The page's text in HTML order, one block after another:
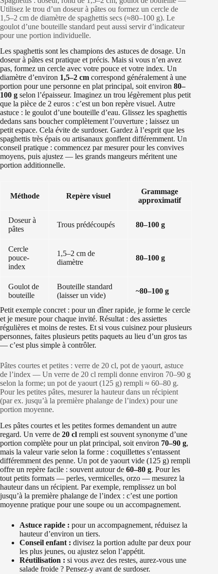
Utilisez le trou d’un doseur à pâtes ou formez un cercle de
1,5–2 cm de diamètre de spaghettis secs (≈80–100 g). Le
goulot d’une bouteille standard peut aussi servir d’indicateur
pour une portion individuelle.
Les spaghettis sont les champions des astuces de dosage. Un
doseur à pâtes est pratique et précis. Mais si vous n’en avez
pas, formez un cercle avec votre pouce et votre index. Un
diamètre d’environ 1,5–2 cm correspond généralement à une
portion pour une personne en plat principal, soit environ 80–
100 g selon l’épaisseur. Imaginez un trou légèrement plus petit
que la pièce de 2 euros : c’est un bon repère visuel. Autre
astuce : le goulot d’une bouteille d’eau. Glissez les spaghettis
dedans sans boucher complètement l’ouverture ; laissez un
petit espace. Cela évite de surdoser. Gardez à l’esprit que les
spaghettis très épais ou artisanaux gonflent différemment. Un
conseil pratique : commencez par mesurer pour les convives
moyens, puis ajustez — les grands mangeurs méritent une
portion additionnelle.
Méthode Repère visuel
Grammage
approximatif
Doseur à
pâtes
Trous prédécoupés 80–100 g
Cercle
pouce-
index
1,5–2 cm de
diamètre
80–100 g
Goulot de
bouteille
Bouteille standard
(laisser un vide)
~80–100 g
Petit exemple concret : pour un dîner rapide, je forme le cercle
et je mesure pour chaque invité. Résultat : des assiettes
régulières et moins de restes. Et si vous cuisinez pour plusieurs
personnes, faites plusieurs petits paquets au lieu d’un gros tas
— c’est plus simple à contrôler.
Pâtes courtes et petites : verre de 20 cl, pot de yaourt, astuce
de l’index — Un verre de 20 cl rempli donne environ 70–90 g
selon la forme; un pot de yaourt (125 g) rempli ≈ 60–80 g.
Pour les petites pâtes, mesurer la hauteur dans un récipient
(par ex. jusqu’à la première phalange de l’index) pour une
portion moyenne.
Les pâtes courtes et les petites formes demandent un autre
regard. Un verre de 20 cl rempli est souvent synonyme d’une
portion complète pour un plat principal, soit environ 70–90 g,
mais la valeur varie selon la forme : coquillettes s’entassent
différemment des penne. Un pot de yaourt vide (125 g) rempli
offre un repère facile : souvent autour de 60–80 g. Pour les
tout petits formats — perles, vermicelles, orzo — mesurez la
hauteur dans un récipient. Par exemple, remplissez un bol
jusqu’à la première phalange de l’index : c’est une portion
moyenne pratique pour une soupe ou un accompagnement.
Astuce rapide : pour un accompagnement, réduisez la
hauteur d’environ un tiers.
Conseil enfant : divisez la portion adulte par deux pour
les plus jeunes, ou ajustez selon l’appétit.
Réutilisation : si vous avez des restes, aurez-vous une
salade froide ? Pensez-y avant de surdoser.